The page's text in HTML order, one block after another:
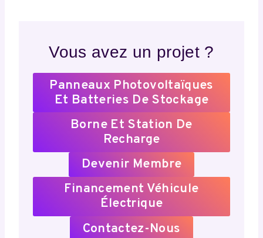
Vous avez un projet ?
Panneaux Photovoltaïques
Et Batteries De Stockage
Borne Et Station De
Recharge
Devenir Membre
Financement Véhicule
Électrique
Contactez-Nous